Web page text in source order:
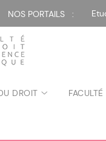
NOS PORTAILS :
DROIT